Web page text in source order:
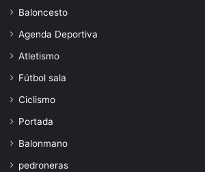
Baloncesto
Agenda Deportiva
Atletismo
Fútbol sala
Ciclismo
Portada
Balonmano
pedroneras